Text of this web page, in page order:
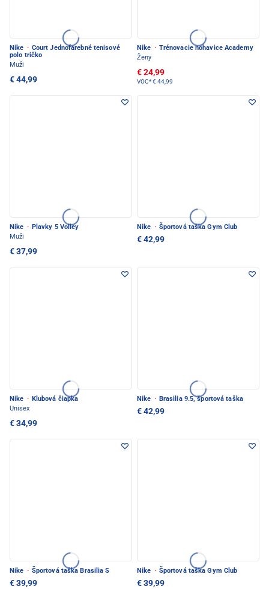
Nike · Court Jednofarebné tenisové
polo tričko
Muži
€ 44,99
Nike · Trénovacie nohavice Academy
Ženy
€ 24,99
VOC*€ 44,99
Nike · Plavky 5 Volley
Muži
€ 37,99
Nike · Športová taška Gym Club
€ 42,99
Nike · Klubová čiapka
Unisex
€ 34,99
Nike · Brasilia 9.5, športová taška
€ 42,99
Nike · Športová taška Brasilia S
€ 39,99
Nike · Športová taška Gym Club
€ 39,99